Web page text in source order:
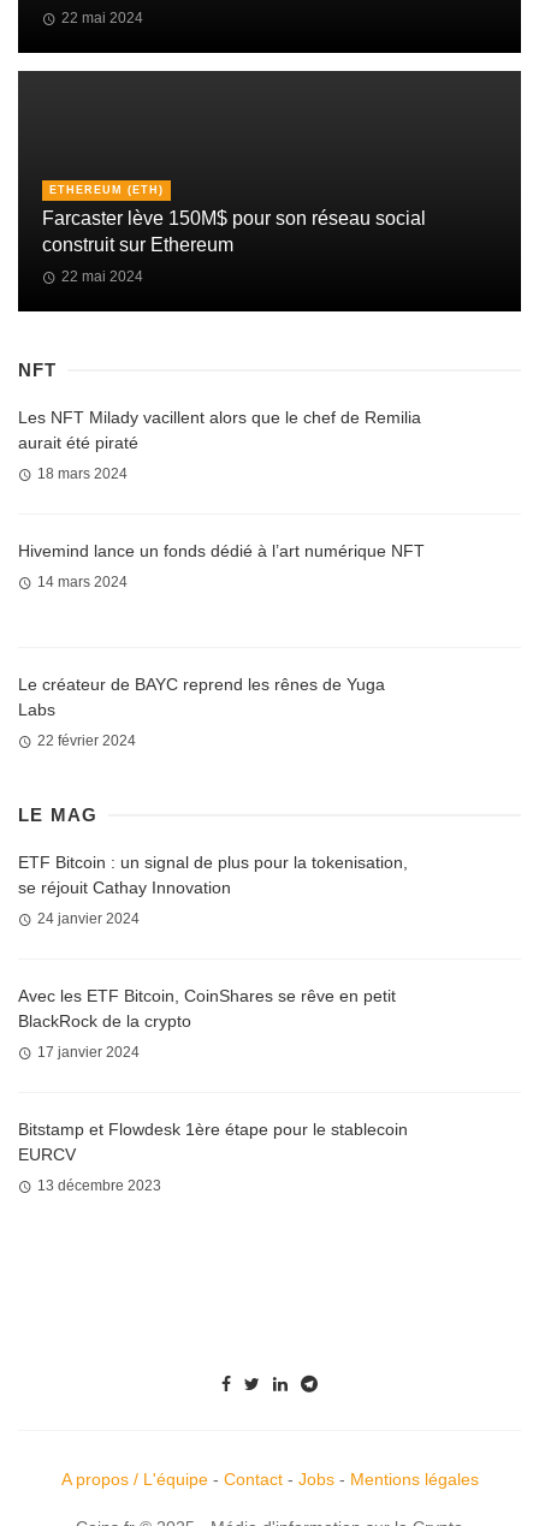
22 mai 2024
ETHEREUM (ETH)
Farcaster lève 150M$ pour son réseau social
construit sur Ethereum
22 mai 2024
NFT
Les NFT Milady vacillent alors que le chef de Remilia
aurait été piraté
18 mars 2024
Hivemind lance un fonds dédié à l’art numérique NFT
14 mars 2024
Le créateur de BAYC reprend les rênes de Yuga
Labs
22 février 2024
LE MAG
ETF Bitcoin : un signal de plus pour la tokenisation,
se réjouit Cathay Innovation
24 janvier 2024
Avec les ETF Bitcoin, CoinShares se rêve en petit
BlackRock de la crypto
17 janvier 2024
Bitstamp et Flowdesk 1ère étape pour le stablecoin
EURCV
13 décembre 2023
A propos / L'équipe- Contact- Jobs- Mentions légales